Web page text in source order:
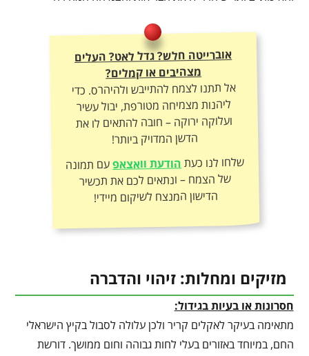
אוברייטה חלש? גדל לאט? העלים
מצהיבים או קמלים?
אל תתנו לצמח להתייבש ולהיהרס. כדי
ליהנות מצמיחה מטורפת, יבול עשיר
ועלוקה ירוקה – חובה להתאים לו את
הדשן המדויק ביותר!
שלחו לנו כעתהודעת וואצאפעם תמונה
של הצמח – ונתאים לכם את תכשיר
הדישון המנצח לשיקום מיידי!
מזיקים ומחלות: זיהוי והדברה
חסרונות או בעיות בגידול:
מתאימה בעיקר לאקלים קריר ולכן עלולה לסבול בקיץ הישראלי
החם, במיוחד באזורים בעלי לחות גבוהה וחום ממושך. דורשת